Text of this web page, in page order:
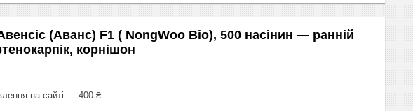
(Аванс) F1 ( NongWoo Bio), 500 насінин — ранній
корнішон
на сайті — 400 ₴